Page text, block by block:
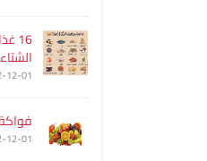
الشتاء
12-01
12-01